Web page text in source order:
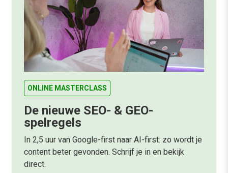
ONLINE MASTERCLASS
De nieuwe SEO- & GEO-
spelregels
In 2,5 uur van Google-first naar AI-first: zo wordt je
content beter gevonden. Schrijf je in en bekijk
direct.